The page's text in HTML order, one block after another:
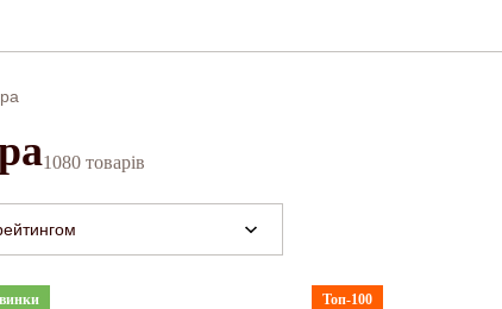
1080 товарів
Топ-100